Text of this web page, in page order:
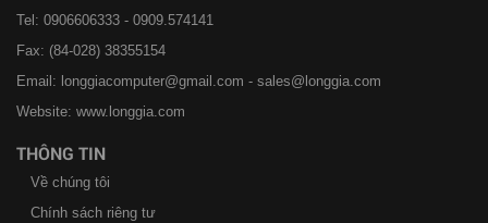
Tel: 0906606333 - 0909.574141
Fax: (84-028) 38355154
Email: longgiacomputer@gmail.com - sales@longgia.com
Website: www.longgia.com
THÔNG TIN
Về chúng tôi
Chính sách riêng tư